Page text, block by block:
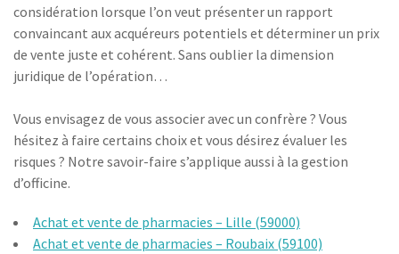
considération lorsque l’on veut présenter un rapport
convaincant aux acquéreurs potentiels et déterminer un prix
de vente juste et cohérent. Sans oublier la dimension
juridique de l’opération…
Vous envisagez de vous associer avec un confrère ? Vous
hésitez à faire certains choix et vous désirez évaluer les
risques ? Notre savoir-faire s’applique aussi à la gestion
d’officine.
Achat et vente de pharmacies – Lille (59000)
Achat et vente de pharmacies – Roubaix (59100)